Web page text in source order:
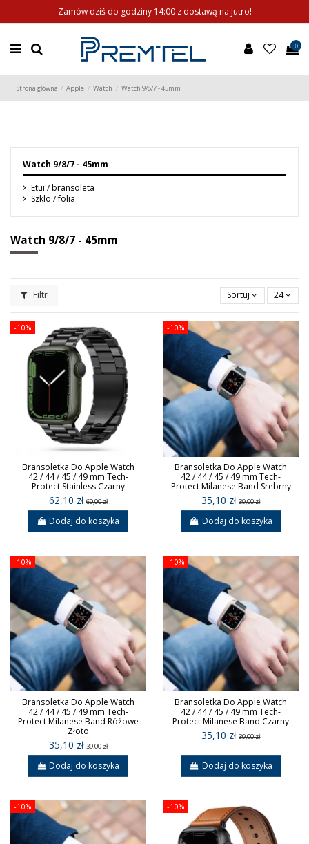
Zamów dziś do godziny 14:00 z dostawą na jutro!
0
Strona główna Apple Watch Watch 9/8/7 - 45mm
Watch 9/8/7 - 45mm
Etui / bransoleta
Szklo / folia
Watch 9/8/7 - 45mm
Filtr Sortuj 24
-10%
Bransoletka Do Apple Watch
42 / 44 / 45 / 49 mm Tech-
Protect Stainless Czarny
62,10 zł69,00 zł
Dodaj do koszyka
-10%
Bransoletka Do Apple Watch
42 / 44 / 45 / 49 mm Tech-
Protect Milanese Band Srebrny
35,10 zł39,00 zł
Dodaj do koszyka
-10%
Bransoletka Do Apple Watch
42 / 44 / 45 / 49 mm Tech-
Protect Milanese Band Różowe
Złoto
35,10 zł39,00 zł
Dodaj do koszyka
-10%
Bransoletka Do Apple Watch
42 / 44 / 45 / 49 mm Tech-
Protect Milanese Band Czarny
35,10 zł39,00 zł
Dodaj do koszyka
-10% -10%